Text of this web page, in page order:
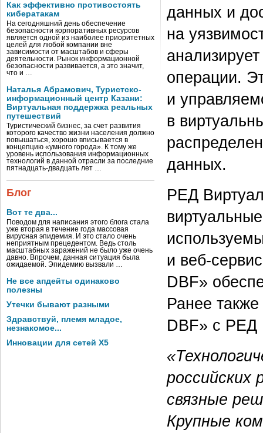
Как эффективно противостоять
кибератакам
На сегодняшний день обеспечение
безопасности корпоративных ресурсов
является одной из наиболее приоритетных
целей для любой компании вне
зависимости от масштабов и сферы
деятельности. Рынок информационной
безопасности развивается, а это значит,
что и …
Наталья Абрамович, Туристско-
информационный центр Казани:
Виртуальная поддержка реальных
путешествий
Туристический бизнес, за счет развития
которого качество жизни населения должно
повышаться, хорошо вписывается в
концепцию «умного города». К тому же
уровень использования информационных
технологий в данной отрасли за последние
пятнадцать-двадцать лет …
Блог
Вот те два...
Поводом для написания этого блога стала
уже вторая в течение года массовая
вирусная эпидемия. И это стало очень
неприятным прецедентом. Ведь столь
масштабных заражений не было уже очень
давно. Впрочем, данная ситуация была
ожидаемой. Эпидемию вызвали …
Не все апдейты одинаково
полезны
Утечки бывают разными
Здравствуй, племя младое,
незнакомое...
Инновации для сетей X5
данных и
на
операции.
и
в
данных.
РЕД
и веб-
DBF»
Ранее
DBF» с РЕД
связные
Крупные